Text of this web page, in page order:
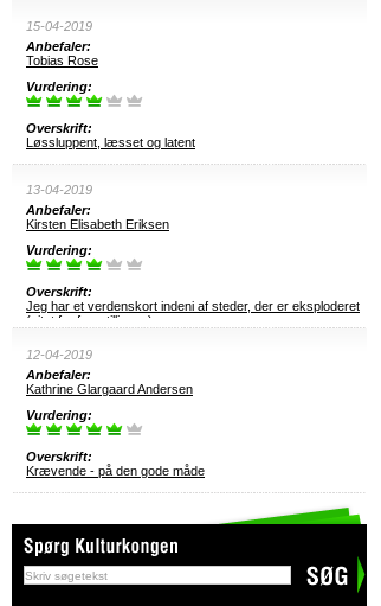
15-04-2019
Anbefaler:
Tobias Rose
Vurdering:
Overskrift:
Løssluppent, læsset og latent
13-04-2019
Anbefaler:
Kirsten Elisabeth Eriksen
Vurdering:
Overskrift:
Jeg har et verdenskort indeni af steder, der er eksploderet
(citat fra forestillingen)
12-04-2019
Anbefaler:
Kathrine Glargaard Andersen
Vurdering:
Overskrift:
Krævende - på den gode måde